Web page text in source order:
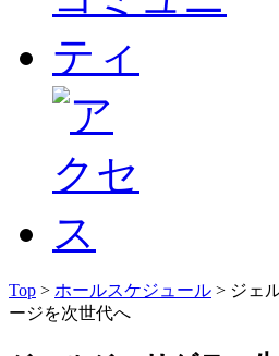
Top > ホールスケジュール > ジェ
ージを次世代へ